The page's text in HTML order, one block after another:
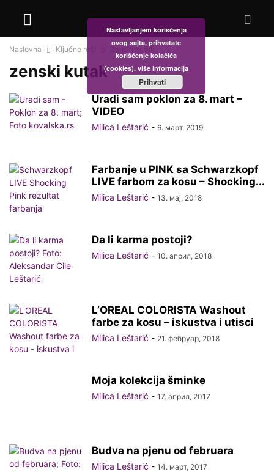
Naslovna Ključne reči Zenski kutak
zenski kutak
Uradi sam poklon za 8. mart –
VIDEO
Milica Leštarić - 6. март, 2019
Farbanje u PINK sa Schwarzkopf
LIVE farbom za kosu – Shocking...
Milica Leštarić - 13. мај, 2018
Da li karma postoji?
Milica Leštarić - 10. април, 2018
L’OREAL COLORISTA Washout
farbe za kosu – iskustva i utisci
Milica Leštarić - 21. фебруар, 2018
Moja kolekcija šminke
Milica Leštarić - 17. април, 2017
Budva na pjenu od februara
Milica Leštarić - 14. март, 2017
Nastavljanjem korišćenja
ovog sajta, prihvatate
korišćenje kolačića
(cookies). više informacija
Prihvati